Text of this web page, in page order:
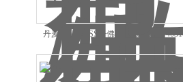
丹麦DANFOSS丹佛斯电磁阀042U4031